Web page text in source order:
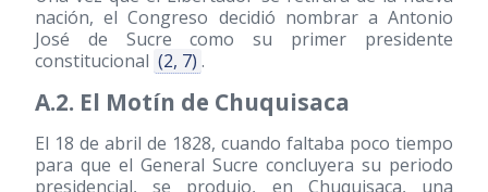
nación, el Congreso decidió nombrar a Antonio
José de Sucre como su primer presidente
constitucional (2, 7) .
A.2. El Motín de Chuquisaca
El 18 de abril de 1828, cuando faltaba poco tiempo
para que el General Sucre concluyera su periodo
presidencial, se produjo, en Chuquisaca, una